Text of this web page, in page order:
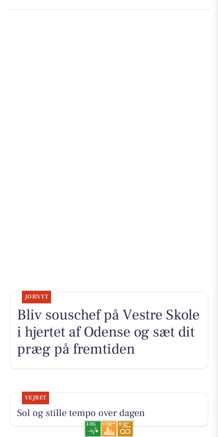
JOBNYT
Bliv souschef på Vestre Skole
i hjertet af Odense og sæt dit
præg på fremtiden
VEJRET
Sol og stille tempo over dagen